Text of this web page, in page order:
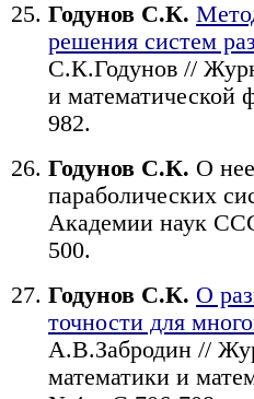
Годунов С.К.
решения систем
С.К.Годунов //
и математической
982.
Годунов С.К. О
параболических
Академии наук
500.
Годунов С.К. О
точности для
А.В.Забродин //
математики и